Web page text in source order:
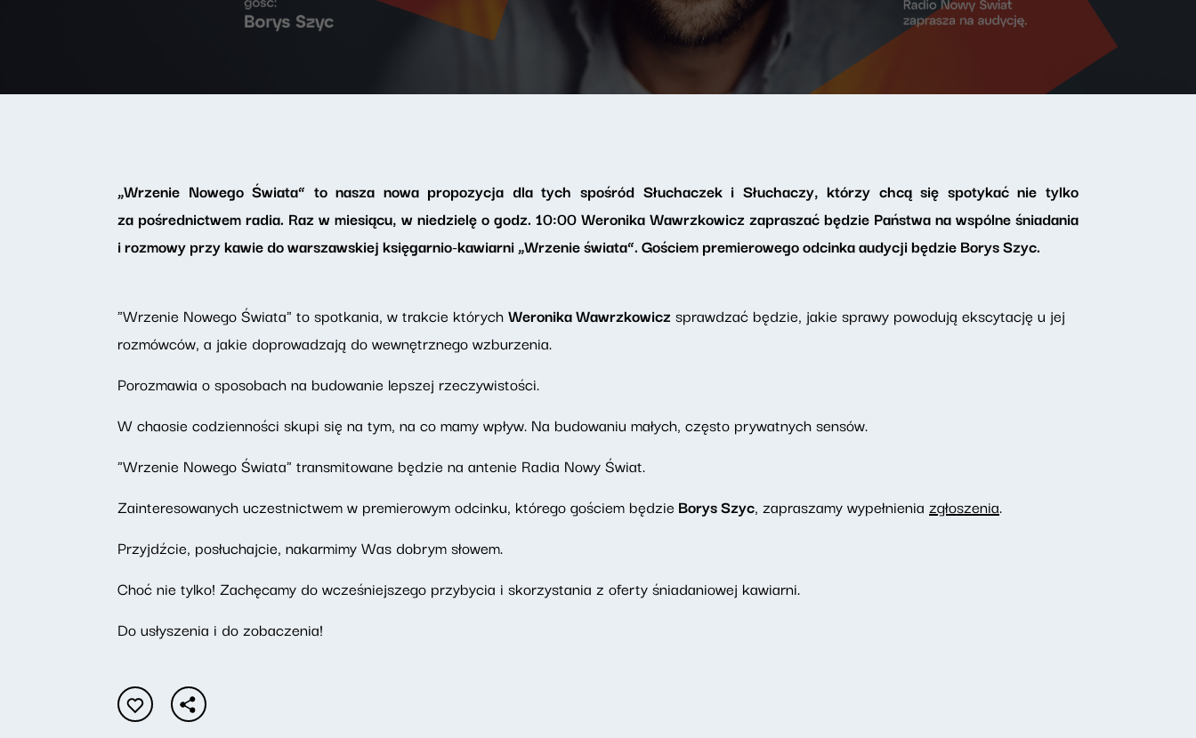
„Wrzenie Nowego Świata” to nasza nowa propozycja dla tych spośród Słuchaczek i Słuchaczy, którzy chcą się spotykać nie tylko
za pośrednictwem radia. Raz w miesiącu, w niedzielę o godz. 10:00 Weronika Wawrzkowicz zapraszać będzie Państwa na wspólne śniadania
i rozmowy przy kawie do warszawskiej księgarnio-kawiarni „Wrzenie świata”. Gościem premierowego odcinka audycji będzie Borys Szyc.
"Wrzenie Nowego Świata" to spotkania, w trakcie którychWeronika Wawrzkowicz sprawdzać będzie, jakie sprawy powodują ekscytację u jej
rozmówców, a jakie doprowadzają do wewnętrznego wzburzenia.
Porozmawia o sposobach na budowanie lepszej rzeczywistości.
W chaosie codzienności skupi się na tym, na co mamy wpływ. Na budowaniu małych, często prywatnych sensów.
"Wrzenie Nowego Świata" transmitowane będzie na antenie Radia Nowy Świat.
Zainteresowanych uczestnictwem w premierowym odcinku, którego gościem będzie Borys Szyc, zapraszamy wypełnienia zgłoszenia.
Przyjdźcie, posłuchajcie, nakarmimy Was dobrym słowem.
Choć nie tylko! Zachęcamy do wcześniejszego przybycia i skorzystania z oferty śniadaniowej kawiarni.
Do usłyszenia i do zobaczenia!